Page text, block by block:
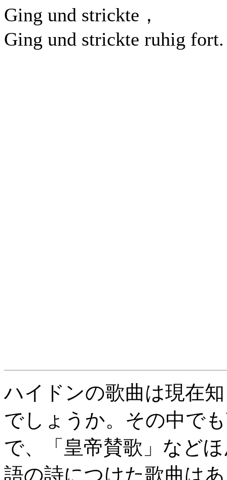
Ging und strickte，
Ging und strickte ruhig fort.
ハイドンの歌曲は現在
でしょうか。その中で
で、「皇帝賛歌」など
語の詩につけた歌曲は